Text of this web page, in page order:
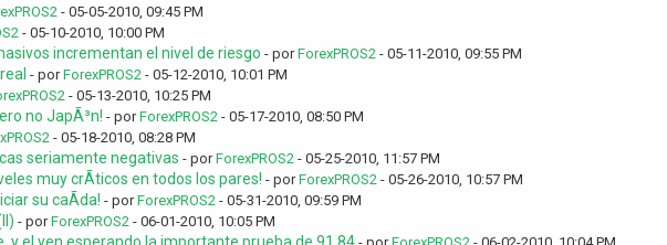
- 05-05-2010, 09:45 PM
- 05-10-2010, 10:00 PM
incrementan el nivel de riesgo - porForexPROS2- 05-11-2010, 09:55 PM
- porForexPROS2- 05-12-2010, 10:01 PM
- 05-13-2010, 10:25 PM
no JapÃ³n! - porForexPROS2- 05-17-2010, 08:50 PM
- 05-18-2010, 08:28 PM
seriamente negativas - porForexPROS2- 05-25-2010, 11:57 PM
muy crÃ­ticos en todos los pares! - porForexPROS2- 05-26-2010, 10:57 PM
su caÃ­da! - porForexPROS2- 05-31-2010, 09:59 PM
- porForexPROS2- 06-01-2010, 10:05 PM